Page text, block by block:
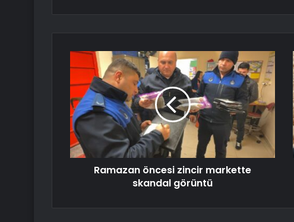
Ramazan öncesi zincir markette
skandal görüntü